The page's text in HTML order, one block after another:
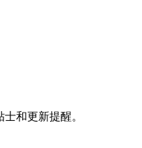
和更新提醒。